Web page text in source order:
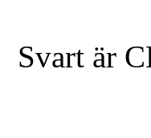
Svart är